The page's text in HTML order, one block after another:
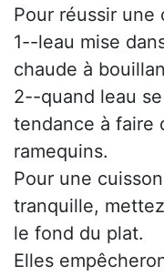
Pour réussir une
1--leau mise
chaude à
2--quand leau
tendance à faire
ramequins.
Pour une
tranquille,
le fond du plat.
Elles